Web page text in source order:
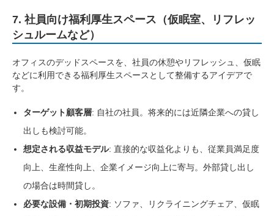
7. 社員向け福利厚生スペース（仮眠室、リフレッ
シュルームなど）
オフィスのデッドスペースを、社員の休憩やリフレッシュ、仮眠
などに利用できる福利厚生スペースとして整備するアイデアで
す。
ターゲット顧客層: 自社の社員。将来的には近隣企業への貸し
出しも検討可能。
想定される収益モデル: 直接的な収益化よりも、従業員満足度
向上、生産性向上、企業イメージ向上に寄与。外部貸し出し
の場合は時間貸し。
必要な設備・初期投資: ソファ、リクライニングチェア、仮眠